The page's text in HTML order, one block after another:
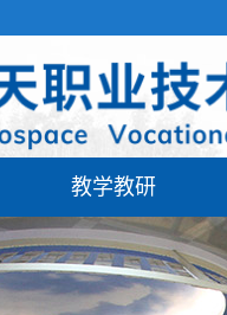
教学教研